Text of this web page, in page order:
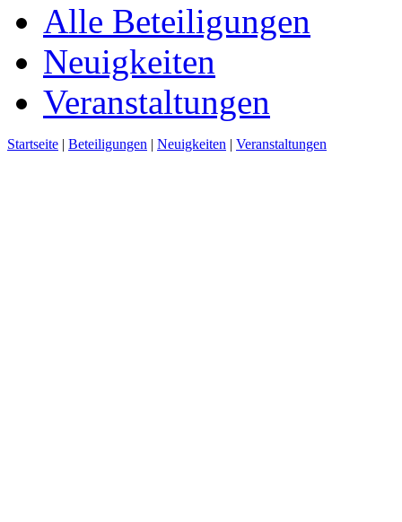
Alle Beteiligungen
Neuigkeiten
Veranstaltungen
Startseite | Beteiligungen | Neuigkeiten | Veranstaltungen